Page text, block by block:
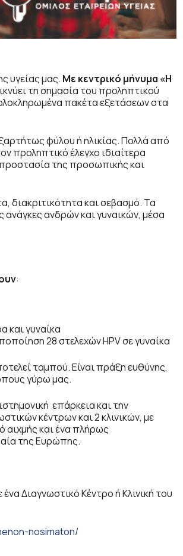
υγείας μας. Με κεντρικό μήνυμα «Η
τη σημασία του προληπτικού
πακέτα εξετάσεων στα
φύλου ή ηλικίας. Πολλά από
προληπτικό έλεγχο ιδιαίτερα
προστασία της προσωπικής και
διακριτικότητα και σεβασμό. Τα
ανδρών και γυναικών, μέσα
:
και γυναίκα
28 στελεχών HPV σε γυναίκα
ταμπού. Είναι πράξη ευθύνης,
γύρω μας.
επάρκεια και την
κέντρων και 2 κλινικών, με
αιχμής και ένα πλήρως
της Ευρώπης.
Διαγνωστικό Κέντρο ή Κλινική του
nosimaton/